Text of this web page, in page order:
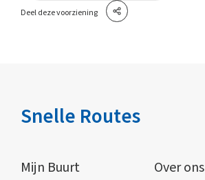
Deel deze voorziening
Snelle Routes
Mijn Buurt
Over ons